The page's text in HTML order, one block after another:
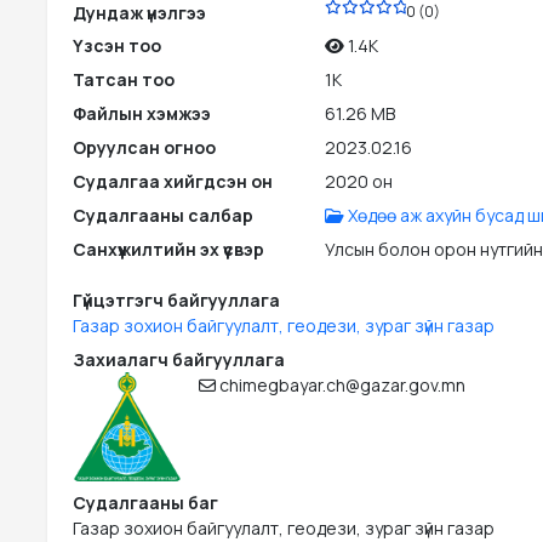
Дундаж үнэлгээ 0 (0)
Үзсэн тоо
1.4K
Татсан тоо
1K
Файлын хэмжээ
61.26 MB
Оруулсан огноо
2023.02.16
Судалгаа хийгдсэн он
2020 он
Судалгааны салбар
Хөдөө аж ахуйн бусад
Санхүүжилтийн эх үүсвэр
Улсын болон орон
Гүйцэтгэгч байгууллага
Газар зохион байгуулалт, геодези, зураг зүйн газар
Захиалагч байгууллага
chimegbayar.ch@gazar.gov.mn
Судалгааны баг
Газар зохион байгуулалт, геодези, зураг зүйн газар